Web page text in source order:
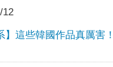
12
】這些韓國作品真厲害！